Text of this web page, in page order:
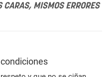
CARAS, MISMOS ERRORES